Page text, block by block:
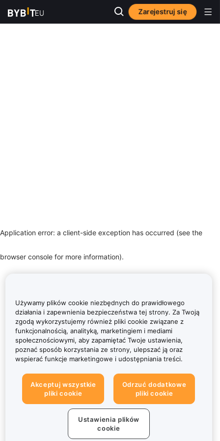
Zarejestruj się
Application error: a client-side exception has occurred (see the
browser console for more information).
Używamy plików cookie niezbędnych do prawidłowego
działania i zapewnienia bezpieczeństwa tej strony. Za Twoją
zgodą wykorzystujemy również pliki cookie związane z
funkcjonalnością, analityką, marketingiem i mediami
społecznościowymi, aby zapamiętać Twoje ustawienia,
poznać sposób korzystania ze strony, ulepszać ją oraz
wspierać funkcje marketingowe i udostępniania treści.
Akceptuj wszystkie
pliki cookie
Odrzuć dodatkowe
pliki cookie
Ustawienia plików
cookie